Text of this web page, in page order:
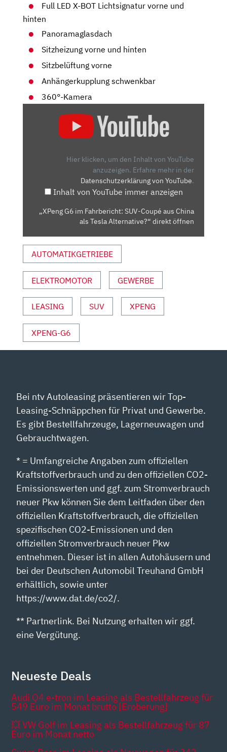
Full LED X-BOT Lichtsignatur vorne und
hinten
Panoramaglasdach
Sitzheizung vorne und hinten
Sitzbelüftung vorne
Anhängerkupplung schwenkbar
360°-Kamera
CHINA
VON
YOUTUBE
Hier klicken, um den Inhalt von YouTube
anzuzeigen. Erfahre mehr in der
Datenschutzerklärung von YouTube.
Inhalt von YouTube immer anzeigen
„XPeng G6 im Fahrbericht: SUV-Coupé aus China
als Tesla Alternative?“ direkt öffnen
AUTOMATIKGETRIEBE
ELEKTROMOTOR GEWERBE
LEASING SUV XPENG
XPENG-G6
Bei ntv Autoleasing präsentieren wir Top-
Leasing-Schnäppchen für Privat und Gewerbe.
Es gibt Bestellfahrzeuge, Lagerneuwagen und
Gebrauchtwagen.
* = Umfangreiche Angaben zum offiziellen
Kraftstoffverbrauch und zu den offiziellen CO2-
Emissionswerten und ggf. zum Stromverbrauch
neuer Pkw können Sie dem Leitfaden über den
offiziellen Kraftstoffverbrauch, die offiziellen
spezifischen CO2-Emissionen und den
offiziellen Stromverbrauch neuer Pkw
entnehmen. Dieser ist in allen Autohäusern und
bei der Deutschen Automobil Treuhand GmbH
erhältlich, sowie unter
https://www.dat.de/co2/.
** Partnerlink. Bei Nutzung erhalten wir ggf.
eine Vergütung.
Neueste Deals
Audi Q4 e-tron im Leasing als Bestellfahrzeug für
549 Euro im Monat brutto [Eroberung]
💥 VW Golf im Leasing als Bestellfahrzeug für 87
Euro im Monat netto